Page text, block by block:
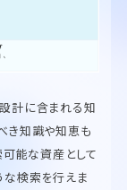
計に含まれる知
き知識や知恵も
可能な資産として
な検索を行えま